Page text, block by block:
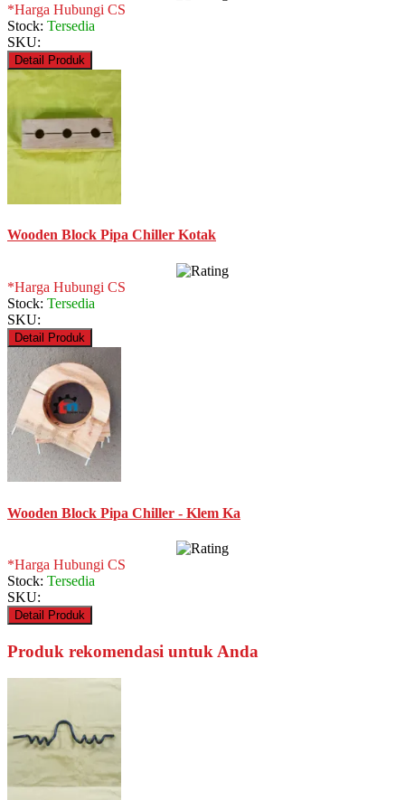
*Harga Hubungi CS
Stock: Tersedia
SKU:
Detail Produk
Wooden Block Pipa Chiller Kotak
*Harga Hubungi CS
Stock: Tersedia
SKU:
Detail Produk
Wooden Block Pipa Chiller - Klem Ka
*Harga Hubungi CS
Stock: Tersedia
SKU:
Detail Produk
Produk rekomendasi untuk Anda